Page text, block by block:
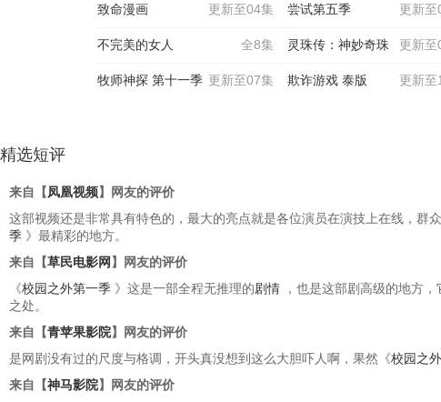
更新至04集
致命漫画 更新至
尝试第五季
全8集
不完美的女人 更新至
灵珠传：神妙奇珠
更新至07集
牧师神探 第十一季 更新至
欺诈游戏 泰版
精选短评
来自【凤凰视频】网友的评价
这部视频还是非常具有特色的，最大的亮点就是各位演员在演技上在线，
季 》最精彩的地方。
来自【草民电影网 】网友的评价
《校园之外第一季 》这是一部全程无推理的剧情 ，也是这部剧高级的地方
之处。
来自【青苹果影院】网友的评价
是网剧没有过的尺度与格调，开头真没想到这么大胆吓人啊，果然《校园之
来自【神马影院】网友的评价